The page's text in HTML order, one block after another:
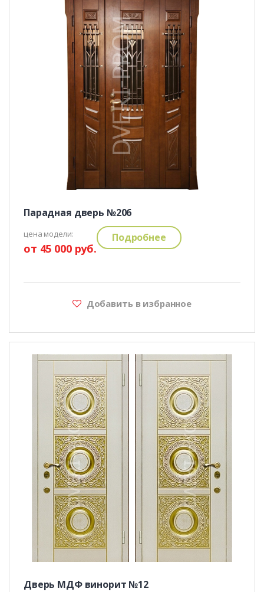
Парадная дверь №206
цена модели:
от 45 000 руб.
Подробнее
Добавить в избранное
Дверь МДФ винорит №12